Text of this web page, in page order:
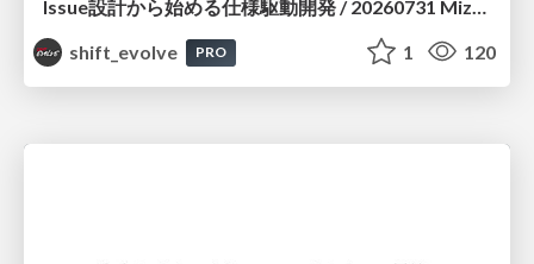
shift_evolve
PRO 1 120